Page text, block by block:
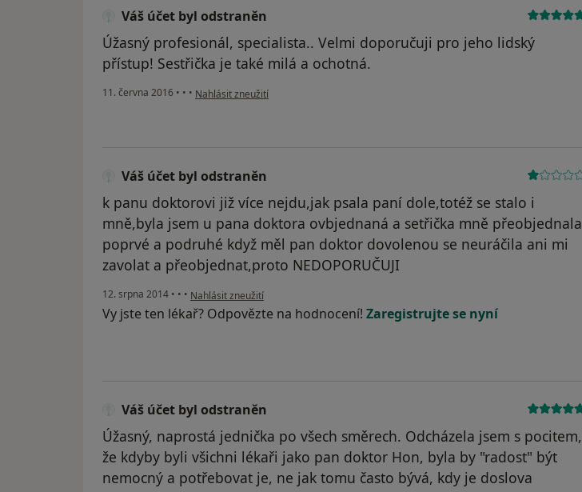
Váš účet byl odstraněn
Úžasný profesionál, specialista.. Velmi doporučuji pro jeho lidský
přístup! Sestřička je také milá a ochotná.
11. června 2016 • • • podle názoru uživatele Váš účet byl odstraněn
Nahlásit zneužití
Váš účet byl odstraněn
k panu doktorovi již více nejdu,jak psala paní dole,totéž se stalo i
mně,byla jsem u pana doktora ovbjednaná a setřička mně přeobjednala
poprvé a podruhé když měl pan doktor dovolenou se neuráčila ani mi
zavolat a přeobjednat,proto NEDOPORUČUJI
12. srpna 2014 • • • podle názoru uživatele Váš účet byl odstraněn
Nahlásit zneužití
Vy jste ten lékař? Odpovězte na hodnocení! Zaregistrujte se nyní
Váš účet byl odstraněn
Úžasný, naprostá jednička po všech směrech. Odcházela jsem s pocitem,
že kdyby byli všichni lékaři jako pan doktor Hon, byla by "radost" být
nemocný a potřebovat je, ne jak tomu často bývá, kdy je doslova